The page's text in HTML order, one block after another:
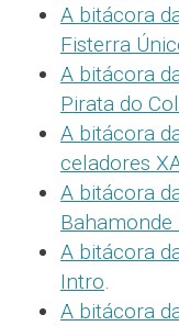
A bitácora
Fisterra
A bitácora
Pirata do
A bitácora
celadores
A bitácora
A bitácora
Intro.
A bitácora